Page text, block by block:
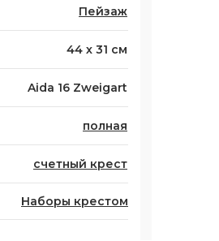
Пейзаж
44 х 31 см
Aida 16 Zweigart
полная
счетный крест
Наборы крестом